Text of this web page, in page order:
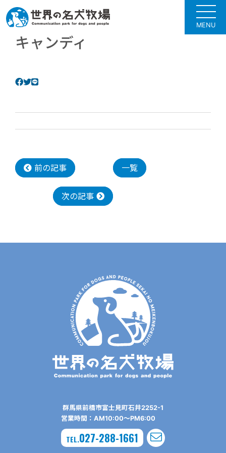
MENU
キャンディ
前の記事 一覧
次の記事
群⾺県前橋市富⼠⾒町⽯井2252-1
営業時間：AM10:00〜PM6:00
TEL.027-288-1661